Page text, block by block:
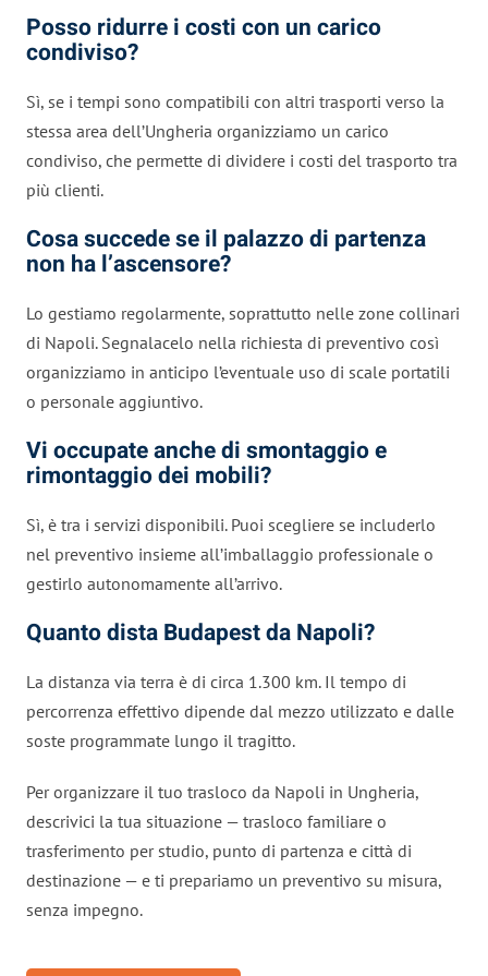
Posso ridurre i costi con un carico
condiviso?
Sì, se i tempi sono compatibili con altri trasporti verso la
stessa area dell’Ungheria organizziamo un carico
condiviso, che permette di dividere i costi del trasporto tra
più clienti.
Cosa succede se il palazzo di partenza
non ha l’ascensore?
Lo gestiamo regolarmente, soprattutto nelle zone collinari
di Napoli. Segnalacelo nella richiesta di preventivo così
organizziamo in anticipo l’eventuale uso di scale portatili
o personale aggiuntivo.
Vi occupate anche di smontaggio e
rimontaggio dei mobili?
Sì, è tra i servizi disponibili. Puoi scegliere se includerlo
nel preventivo insieme all’imballaggio professionale o
gestirlo autonomamente all’arrivo.
Quanto dista Budapest da Napoli?
La distanza via terra è di circa 1.300 km. Il tempo di
percorrenza effettivo dipende dal mezzo utilizzato e dalle
soste programmate lungo il tragitto.
Per organizzare il tuo trasloco da Napoli in Ungheria,
descrivici la tua situazione — trasloco familiare o
trasferimento per studio, punto di partenza e città di
destinazione — e ti prepariamo un preventivo su misura,
senza impegno.